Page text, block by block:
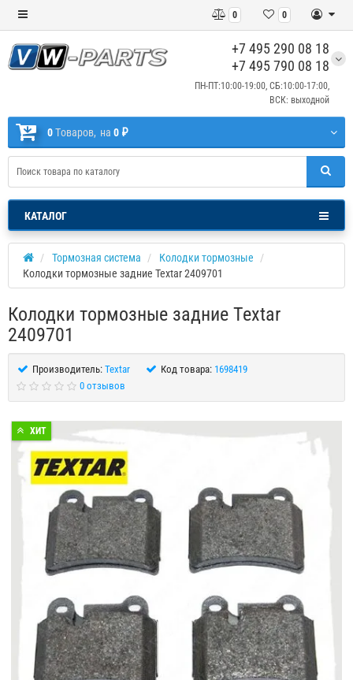
0
0
+7 495 290 08 18
+7 495 790 08 18
ПН-ПТ:10:00-19:00, СБ:10:00-17:00,
ВСК: выходной
0Tоваров, на 0 ₽
КАТАЛОГ
Тормозная система
Колодки тормозные
Колодки тормозные задние Textar 2409701
Колодки тормозные задние Textar
2409701
Производитель: Textar Код товара: 1698419
0 отзывов
ХИТ